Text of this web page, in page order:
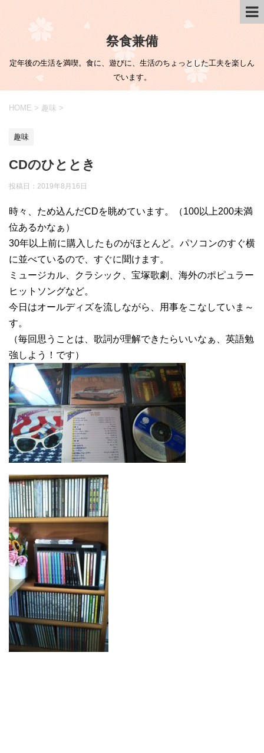
祭食兼備
定年後の生活を満喫。食に、遊びに、生活のちょっとした工夫を楽しん
でいます。
HOME > 趣味 >
趣味
CDのひととき
投稿日： 2019年8月16日
時々、ため込んだCDを眺めています。（100以上200未満
位あるかなぁ）
30年以上前に購入したものがほとんど。パソコンのすぐ横
に並べているので、すぐに聞けます。
ミュージカル、クラシック、宝塚歌劇、海外のポピュラー
ヒットソングなど。
今日はオールディズを流しながら、用事をこなしていま～
す。
（毎回思うことは、歌詞が理解できたらいいなぁ、英語勉
強しよう！です）